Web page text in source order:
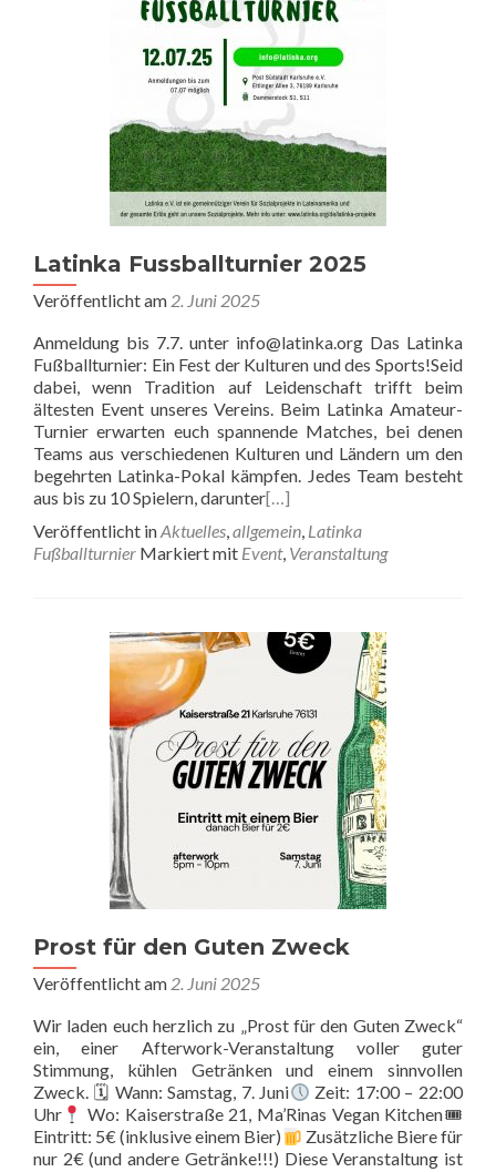
Latinka Fussballturnier 2025
Veröffentlicht am 2. Juni 2025
Anmeldung bis 7.7. unter info@latinka.org Das Latinka
Fußballturnier: Ein Fest der Kulturen und des Sports!Seid
dabei, wenn Tradition auf Leidenschaft trifft beim
ältesten Event unseres Vereins. Beim Latinka Amateur-
Turnier erwarten euch spannende Matches, bei denen
Teams aus verschiedenen Kulturen und Ländern um den
begehrten Latinka-Pokal kämpfen. Jedes Team besteht
aus bis zu 10 Spielern, darunter[…]
Veröffentlicht inAktuelles,allgemein, Latinka
Fußballturnier Markiert mit Event, Veranstaltung
Prost für den Guten Zweck
Veröffentlicht am 2. Juni 2025
Wir laden euch herzlich zu „Prost für den Guten Zweck“
ein, einer Afterwork-Veranstaltung voller guter
Stimmung, kühlen Getränken und einem sinnvollen
Zweck. 🗓 Wann: Samstag, 7. Juni
Zeit: 17:00 – 22:00
Uhr
Wo: Kaiserstraße 21, Ma’Rinas Vegan Kitchen🎟
Eintritt: 5€ (inklusive einem Bier)
Zusätzliche Biere für
nur 2€ (und andere Getränke!!!) Diese Veranstaltung ist